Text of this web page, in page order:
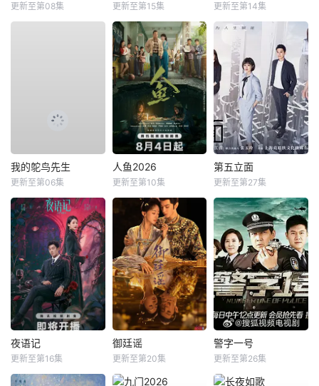
更新至第08集 更新至第15集 更新至第14集
我的鸵鸟先生
更新至第06集
人鱼2026
更新至第10集
第五立面
更新至第27集
夜语记
更新至第16集
御廷谣
更新至第20集
警字一号
更新至第26集